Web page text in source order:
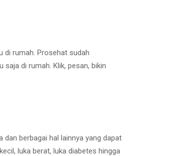
di rumah. Prosehat sudah
di rumah. Klik, pesan, bikin
berbagai hal lainnya yang dapat
luka berat, luka diabetes hingga